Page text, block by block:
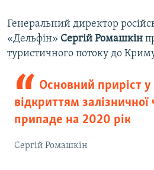
Генеральний директор
«Дельфін» Сергій Ромашкін
туристичного потоку до Криму
Основний приріст у
відкриттям
припаде на 2020 рік
Сергій Ромашкін